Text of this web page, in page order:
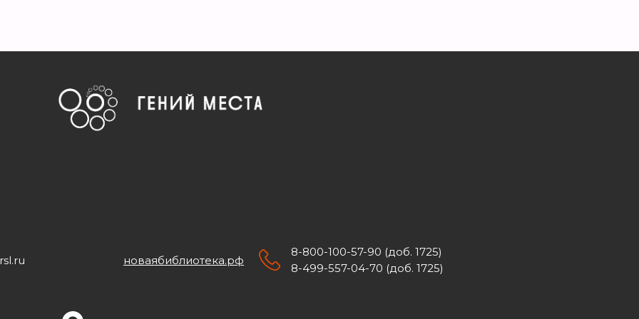
новаябиблиотека.рф
8-800-100-57-90 (доб. 1725)
8-499-557-04-70 (доб. 1725)